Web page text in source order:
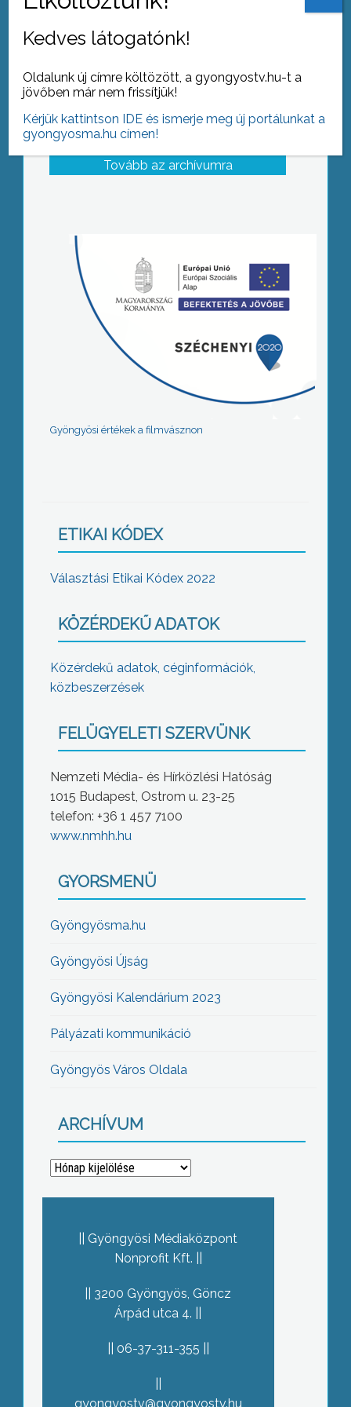
Tovább az archívumra
Gyöngyösi értékek a filmvásznon
ETIKAI KÓDEX
Választási Etikai Kódex 2022
KÖZÉRDEKŰ ADATOK
Közérdekű adatok, céginformációk,
közbeszerzések
FELÜGYELETI SZERVÜNK
Nemzeti Média- és Hírközlési Hatóság
1015 Budapest, Ostrom u. 23-25
telefon: +36 1 457 7100
www.nmhh.hu
GYORSMENÜ
Gyöngyösma.hu
Gyöngyösi Újság
Gyöngyösi Kalendárium 2023
Pályázati kommunikáció
Gyöngyös Város Oldala
ARCHÍVUM
Archívum
Gyöngyösi Médiaközpont
Nonprofit Kft.
3200 Gyöngyös, Göncz
Árpád utca 4.
06-37-311-355
gyongyostv@gyongyostv.hu
Kedves látogatónk!
Oldalunk új címre költözött, a gyongyostv.hu-t a
jövőben már nem frissítjük!
Kérjük kattintson IDE és ismerje meg új portálunkat a
gyongyosma.hu címen!